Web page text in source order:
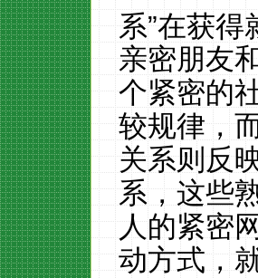
系”在获得
亲密朋友
个紧密的
较规律，
关系则反
系，这些
人的紧密
动方式，